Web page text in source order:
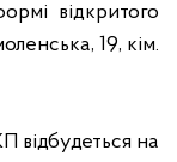
відкритого
19, кім.
відбудеться на